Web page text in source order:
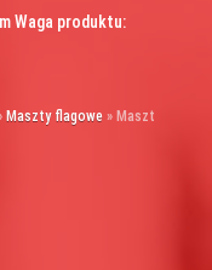
Waga produktu:
Maszty flagowe »Maszt